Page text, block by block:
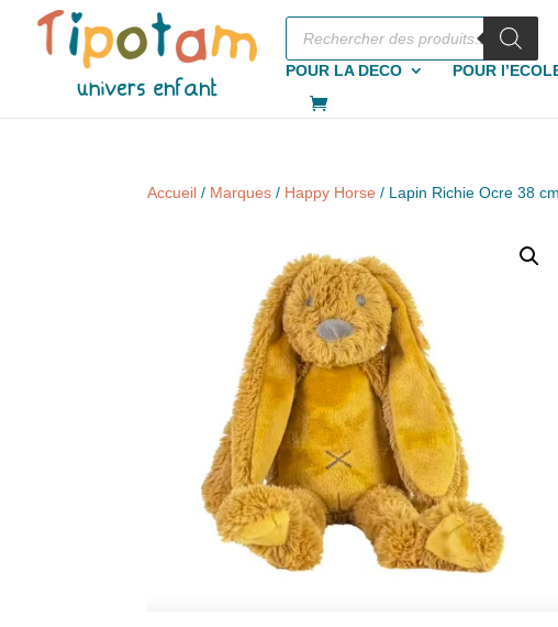
Recherche
produits
POUR LA DECO
POUR
Accueil / Marques / Happy Horse / Lapin Richie Ocre 38